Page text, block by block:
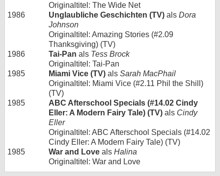
Originaltitel: The Wide Net
1986
Unglaubliche Geschichten (TV) als Dora
Johnson
Originaltitel: Amazing Stories (#2.09
Thanksgiving) (TV)
1986
Tai-Pan als Tess Brock
Originaltitel: Tai-Pan
1985
Miami Vice (TV) als Sarah MacPhail
Originaltitel: Miami Vice (#2.11 Phil the Shill)
(TV)
1985
ABC Afterschool Specials (#14.02 Cindy
Eller: A Modern Fairy Tale) (TV) als Cindy
Eller
Originaltitel: ABC Afterschool Specials (#14.02
Cindy Eller: A Modern Fairy Tale) (TV)
1985
War and Love als Halina
Originaltitel: War and Love